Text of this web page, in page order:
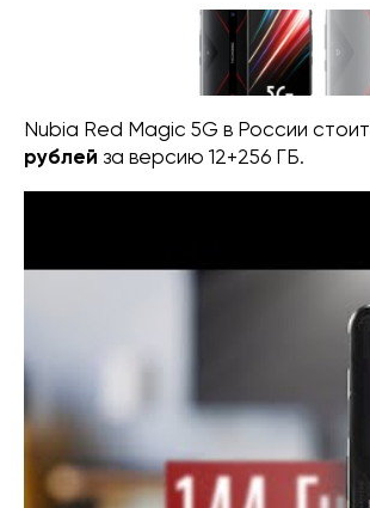
Nubia Red Magic 5G в России стоит
рублей за версию 12+256 ГБ.